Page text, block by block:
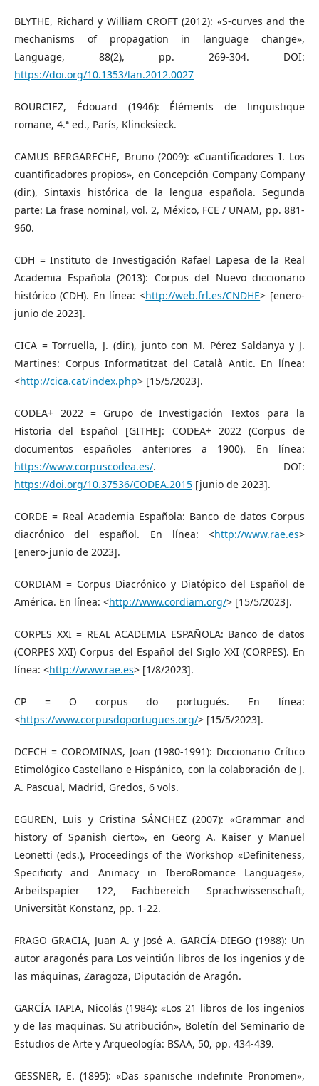
BLYTHE, Richard y William CROFT (2012): «S-curves and the
mechanisms of propagation in language change»,
Language, 88(2), pp. 269-304. DOI:
https://doi.org/10.1353/lan.2012.0027
BOURCIEZ, Édouard (1946): Éléments de linguistique
romane, 4.ª ed., París, Klincksieck.
CAMUS BERGARECHE, Bruno (2009): «Cuantificadores I. Los
cuantificadores propios», en Concepción Company Company
(dir.), Sintaxis histórica de la lengua española. Segunda
parte: La frase nominal, vol. 2, México, FCE / UNAM, pp. 881-
960.
CDH = Instituto de Investigación Rafael Lapesa de la Real
Academia Española (2013): Corpus del Nuevo diccionario
histórico (CDH). En línea: <http://web.frl.es/CNDHE> [enero-
junio de 2023].
CICA = Torruella, J. (dir.), junto con M. Pérez Saldanya y J.
Martines: Corpus Informatitzat del Català Antic. En línea:
<http://cica.cat/index.php> [15/5/2023].
CODEA+ 2022 = Grupo de Investigación Textos para la
Historia del Español [GITHE]: CODEA+ 2022 (Corpus de
documentos españoles anteriores a 1900). En línea:
https://www.corpuscodea.es/. DOI:
https://doi.org/10.37536/CODEA.2015 [junio de 2023].
CORDE = Real Academia Española: Banco de datos Corpus
diacrónico del español. En línea: <http://www.rae.es>
[enero-junio de 2023].
CORDIAM = Corpus Diacrónico y Diatópico del Español de
América. En línea: <http://www.cordiam.org/> [15/5/2023].
CORPES XXI = REAL ACADEMIA ESPAÑOLA: Banco de datos
(CORPES XXI) Corpus del Español del Siglo XXI (CORPES). En
línea: <http://www.rae.es> [1/8/2023].
CP = O corpus do portugués. En línea:
<https://www.corpusdoportugues.org/> [15/5/2023].
DCECH = COROMINAS, Joan (1980-1991): Diccionario Crítico
Etimológico Castellano e Hispánico, con la colaboración de J.
A. Pascual, Madrid, Gredos, 6 vols.
EGUREN, Luis y Cristina SÁNCHEZ (2007): «Grammar and
history of Spanish cierto», en Georg A. Kaiser y Manuel
Leonetti (eds.), Proceedings of the Workshop «Definiteness,
Specificity and Animacy in IberoRomance Languages»,
Arbeitspapier 122, Fachbereich Sprachwissenschaft,
Universität Konstanz, pp. 1-22.
FRAGO GRACIA, Juan A. y José A. GARCÍA-DIEGO (1988): Un
autor aragonés para Los veintiún libros de los ingenios y de
las máquinas, Zaragoza, Diputación de Aragón.
GARCÍA TAPIA, Nicolás (1984): «Los 21 libros de los ingenios
y de las maquinas. Su atribución», Boletín del Seminario de
Estudios de Arte y Arqueología: BSAA, 50, pp. 434-439.
GESSNER, E. (1895): «Das spanische indefinite Pronomen»,